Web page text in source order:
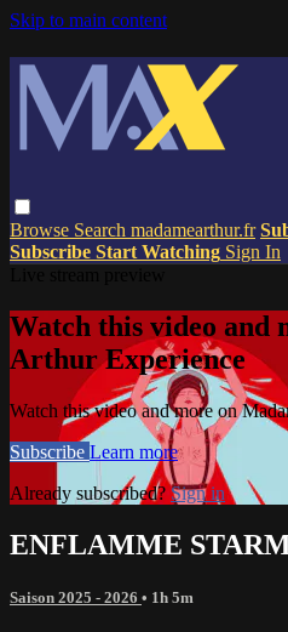
Skip to main content
Browse Search madamearthur.fr
Subscribe Start Watching Sign In
Watch this video and
Arthur Experience
Watch this video and more on
Subscribe Learn more
Already subscribed?Sign in
ENFLAMME
Saison 2025 - 2026 • 1h 5m